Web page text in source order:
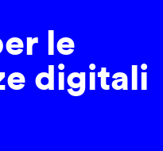
le
digitali